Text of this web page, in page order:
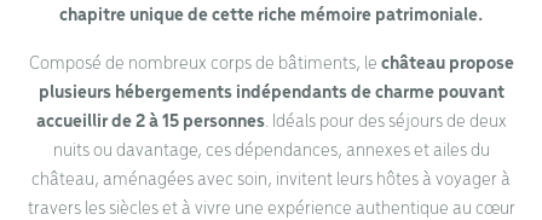
chapitre unique de cette riche mémoire patrimoniale.
Composé de nombreux corps de bâtiments, le château propose
plusieurs hébergements indépendants de charme pouvant
accueillir de 2 à 15 personnes. Idéals pour des séjours de deux
nuits ou davantage, ces dépendances, annexes et ailes du
château, aménagées avec soin, invitent leurs hôtes à voyager à
travers les siècles et à vivre une expérience authentique au cœur